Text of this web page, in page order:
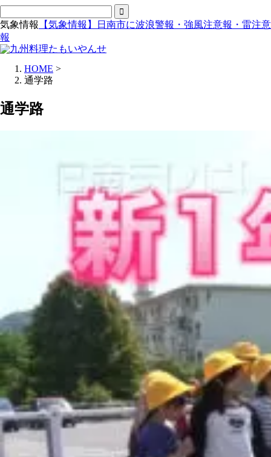
気象情報
【気象情報】日南市に波浪警報・強風注意報・雷注意
報
HOME >
通学路
通学路